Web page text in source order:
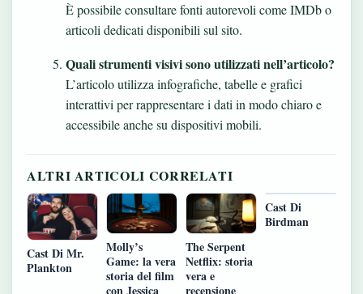
È possibile consultare fonti autorevoli come IMDb o
articoli dedicati disponibili sul sito.
Quali strumenti visivi sono utilizzati nell’articolo?
L’articolo utilizza infografiche, tabelle e grafici
interattivi per rappresentare i dati in modo chiaro e
accessibile anche su dispositivi mobili.
ALTRI ARTICOLI CORRELATI
Cast Di Mr.
Plankton
Molly’s
Game: la vera
storia del film
The Serpent
Netflix: storia
vera e
Cast Di
Birdman